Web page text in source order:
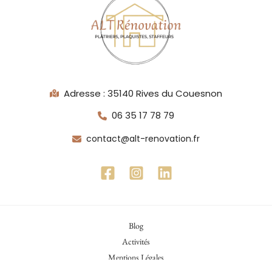
Adresse : 35140 Rives du Couesnon
06 35 17 78 79
contact@alt-renovation.fr
Blog
Activités
Mentions Légales